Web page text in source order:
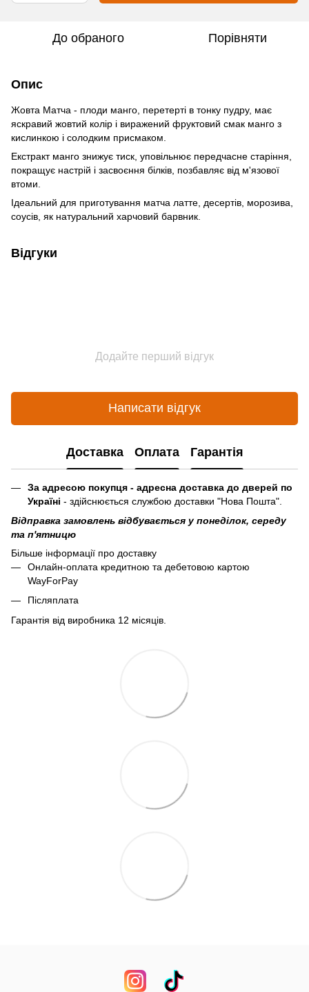
До обраного Порівняти
Опис
Жовта Матча - плоди манго, перетерті в тонку пудру, має
яскравий жовтий колір і виражений фруктовий смак манго з
кислинкою і солодким присмаком.
Екстракт манго знижує тиск, уповільнює передчасне старіння,
покращує настрій і засвоєння білків, позбавляє від м'язової
втоми.
Ідеальний для приготування матча латте, десертів, морозива,
соусів, як натуральний харчовий барвник.
Відгуки
Додайте перший відгук
Написати відгук
Доставка Оплата Гарантія
За адресою покупця - адресна доставка до дверей по
Україні - здійснюється службою доставки "Нова Пошта".
Відправка замовлень відбувається у понеділок, середу
та п'ятницю
Більше інформації про доставку
Онлайн-оплата кредитною та дебетовою картою
WayForPay
Післяплата
Гарантія від виробника 12 місяців.